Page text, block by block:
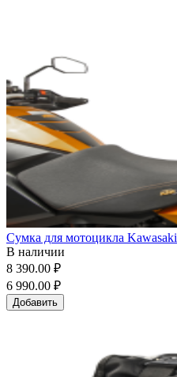
Сумка для мотоцикла
В наличии
8 390.00 ₽
6 990.00 ₽
Добавить